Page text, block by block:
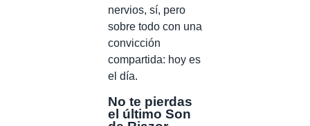
nervios, sí, pero
sobre todo con una
convicción
compartida: hoy es
el día.
No te pierdas
el último Son